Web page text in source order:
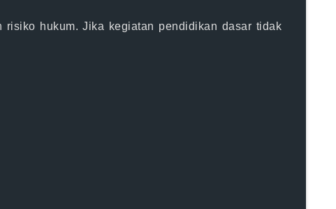
hukum. Jika kegiatan pendidikan dasar tidak